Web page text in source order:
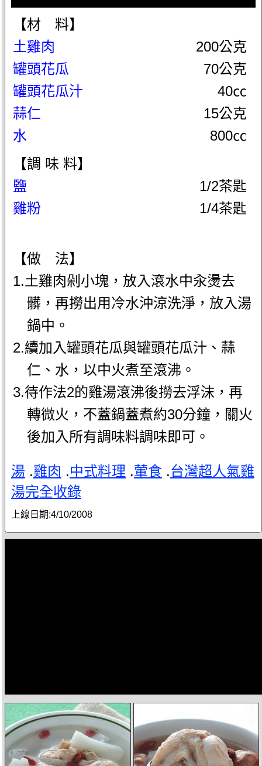
【材 料】
土雞肉
200公克
罐頭花瓜
70公克
罐頭花瓜汁
40㏄
蒜仁
15公克
水
800㏄
【調 味 料】
鹽
1/2茶匙
雞粉
1/4茶匙
【做 法】
1.土雞肉剁小塊，放入滾水中汆燙去
髒，再撈出用冷水沖涼洗淨，放入湯
鍋中。
2.續加入罐頭花瓜與罐頭花瓜汁、蒜
仁、水，以中火煮至滾沸。
3.待作法2的雞湯滾沸後撈去浮沫，再
轉微火，不蓋鍋蓋煮約30分鐘，關火
後加入所有調味料調味即可。
湯 .雞肉 .中式料理 .葷食 .台灣超人氣雞
湯完全收錄
上線日期:4/10/2008